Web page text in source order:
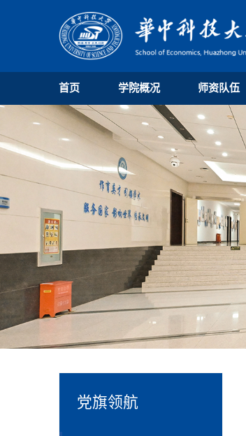
首页 学院概况 师资队伍
党旗领航